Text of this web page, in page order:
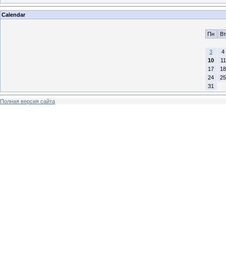
Calendar
Пн
Вт
3
4
10
11
17
18
24
25
31
Полная версия сайта